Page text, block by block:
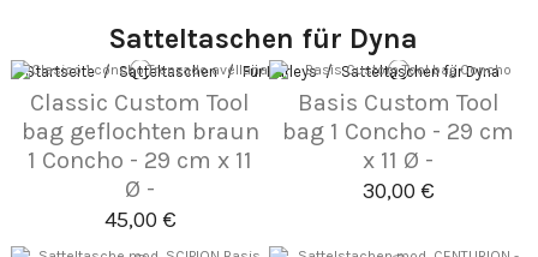
Satteltaschen für Dyna
Startseite Satteltaschen Für Harleys Satteltaschen für Dyna
Classic Custom Tool
bag geflochten braun
1 Concho - 29 cm x 11
Ø -
45,00 €
Basis Custom Tool
bag 1 Concho - 29 cm
x 11 Ø -
30,00 €